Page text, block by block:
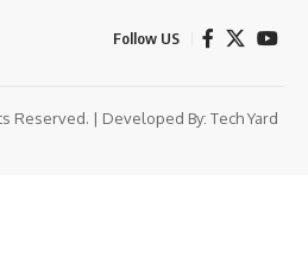
Follow US
Reserved. | Developed By: Tech Yard